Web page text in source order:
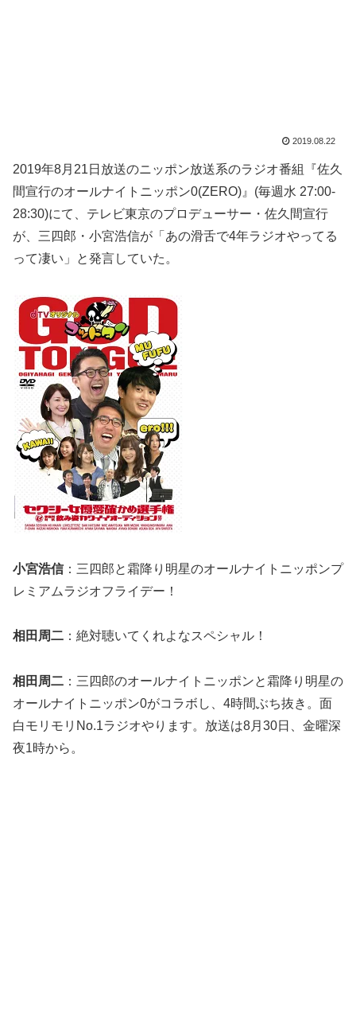
2019.08.22
2019年8月21日放送のニッポン放送系のラジオ番組『佐久
間宣行のオールナイトニッポン0(ZERO)』(毎週水 27:00-
28:30)にて、テレビ東京のプロデューサー・佐久間宣行
が、三四郎・小宮浩信が「あの滑舌で4年ラジオやってる
って凄い」と発言していた。
小宮浩信：三四郎と霜降り明星のオールナイトニッポンプ
レミアムラジオフライデー！
相田周二 ：絶対聴いてくれよなスペシャル！
相田周二 ：三四郎のオールナイトニッポンと霜降り明星の
オールナイトニッポン0がコラボし、4時間ぶち抜き。面
白モリモリNo.1ラジオやります。放送は8月30日、金曜深
夜1時から。